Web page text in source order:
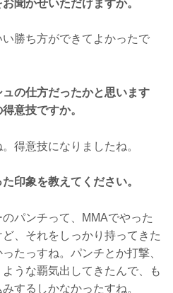
聞かせいただけますか。
勝ち方ができてよかったで
の仕方だったかと思います
意技ですか。
得意技になりましたね。
印象を教えてください。
パンチって、MMAでやった
、それをしっかり持ってきた
たっすね。パンチとか打撃、
うな覇気出してきたんで、も
するしかなかったすね。